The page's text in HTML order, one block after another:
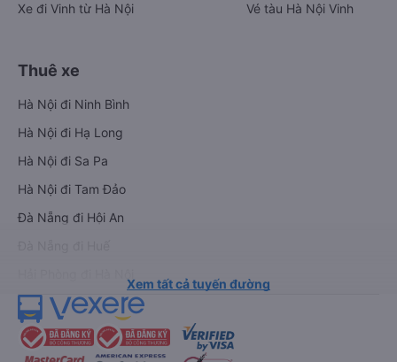
Xe đi Vinh từ Hà Nội
Vé tàu Hà Nội Vinh
Thuê xe
Hà Nội đi Ninh Bình
Hà Nội đi Hạ Long
Hà Nội đi Sa Pa
Hà Nội đi Tam Đảo
Đà Nẵng đi Hội An
Xem tất cả tuyến đường